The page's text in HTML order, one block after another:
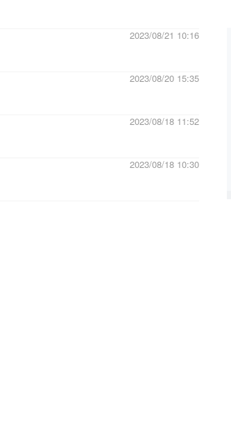
2023/08/21 10:16
2023/08/20 15:35
2023/08/18 11:52
2023/08/18 10:30